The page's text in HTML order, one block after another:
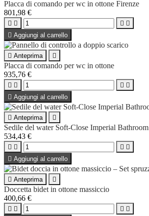
Placca di comando per wc in ottone Firenze
801,98 €
   
 Aggiungi al carrello
 Anteprima 
Placca di comando per wc in ottone
935,76 €
   
 Aggiungi al carrello
 Anteprima 
Sedile del water Soft-Close Imperial Bathroom
534,43 €
   
 Aggiungi al carrello
 Anteprima 
Doccetta bidet in ottone massiccio
400,66 €
   